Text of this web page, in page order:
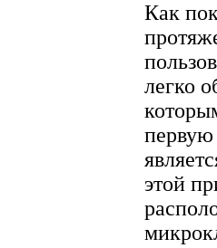
Как
легко
первую
этой